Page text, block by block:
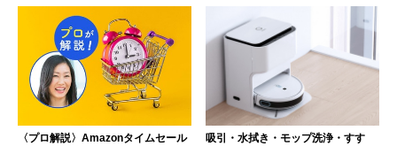
〈プロ解説〉Amazonタイムセール
吸引・水拭き・モップ洗浄・すす